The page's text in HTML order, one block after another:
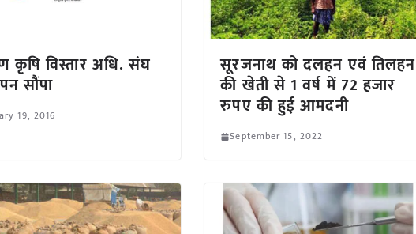
कृषि विस्तार अधि. संघ
सौंपा
19, 2016
सूरजनाथ को दलहन एवं तिलहन
की खेती से 1 वर्ष में 72 हजार
रुपए की हुई आमदनी
September 15, 2022